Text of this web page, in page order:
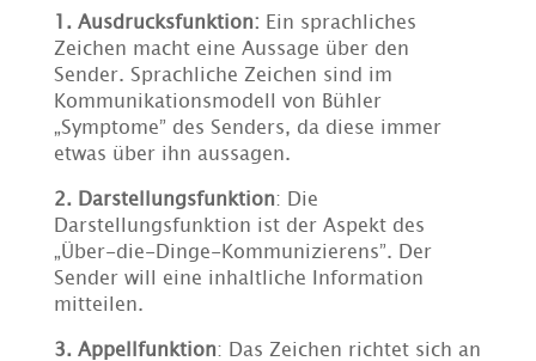
1. Ausdrucksfunktion: Ein sprachliches
Zeichen macht eine Aussage über den
Sender. Sprachliche Zeichen sind im
Kommunikationsmodell von Bühler
„Symptome” des Senders, da diese immer
etwas über ihn aussagen.
2. Darstellungsfunktion: Die
Darstellungsfunktion ist der Aspekt des
„Über-die-Dinge-Kommunizierens”. Der
Sender will eine inhaltliche Information
mitteilen.
3. Appellfunktion: Das Zeichen richtet sich an